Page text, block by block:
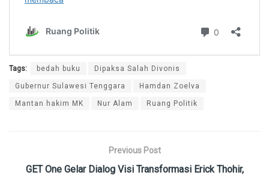
Tags: bedah buku Dipaksa Salah Divonis
Gubernur Sulawesi Tenggara Hamdan Zoelva
Mantan hakim MK Nur Alam Ruang Politik
Previous Post
GET One Gelar Dialog Visi Transformasi Erick Thohir,